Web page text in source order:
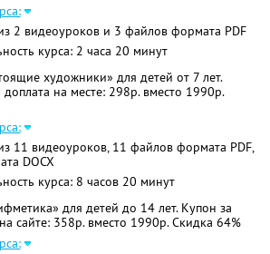
2 видеоуроков и 3 файлов формата PDF
курса: 2 часа 20 минут
художники» для детей от 7 лет.
на месте: 298р. вместо 1990р.
11 видеоуроков, 11 файлов формата PDF,
DOCX
курса: 8 часов 20 минут
для детей до 14 лет. Купон за
сайте: 358р. вместо 1990р. Скидка 64%